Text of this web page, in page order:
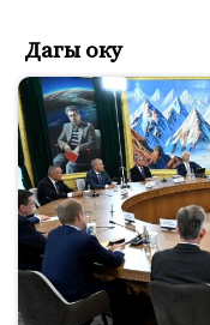
e
b
o
o
k
t
e
k
l
a
s
s
n
i
k
Дагы оку